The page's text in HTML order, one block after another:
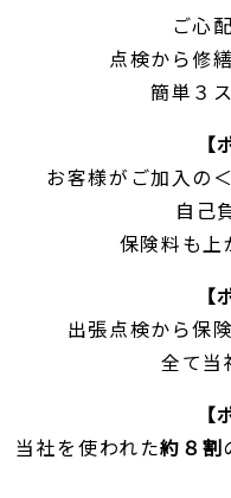
ご心
点検から修
簡単３
【
お客様がご加入の
自己
保険料も上
【
出張点検から保
全て当
【
当社を使われた約８割